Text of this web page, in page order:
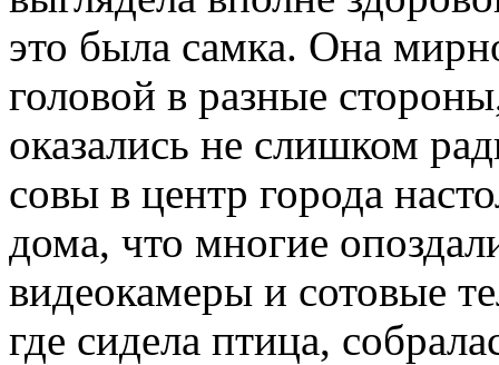
это была самка. Она
головой в разные
оказались не слишком
совы в центр города
дома, что многие
видеокамеры и сотовые
где сидела птица,